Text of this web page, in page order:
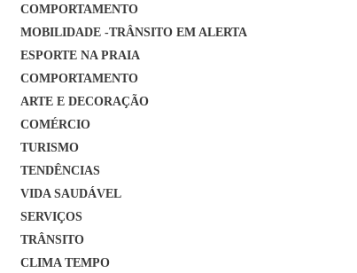
COMPORTAMENTO
MOBILIDADE -TRÂNSITO EM ALERTA
ESPORTE NA PRAIA
COMPORTAMENTO
ARTE E DECORAÇÃO
COMÉRCIO
TURISMO
TENDÊNCIAS
VIDA SAUDÁVEL
SERVIÇOS
TRÂNSITO
CLIMA TEMPO